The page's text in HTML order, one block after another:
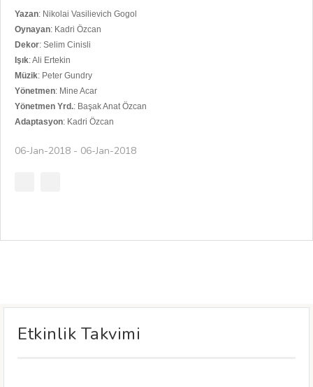
Yazan: Nikolai Vasilievich Gogol
Oynayan: Kadri Özcan
Dekor: Selim Cinisli
Işık: Ali Ertekin
Müzik: Peter Gundry
Yönetmen: Mine Acar
Yönetmen Yrd.: Başak Anat Özcan
Adaptasyon: Kadri Özcan
06-Jan-2018 - 06-Jan-2018
Etkinlik Takvimi